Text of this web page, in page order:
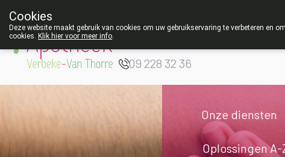
Apotheek Verbeke
09 228 32 36
Onze diensten
Oplossingen A-
Cookies
Deze website maakt gebruik van cookies om uw gebruikservaring te verbeteren en
cookies. Klik hier voor meer info.